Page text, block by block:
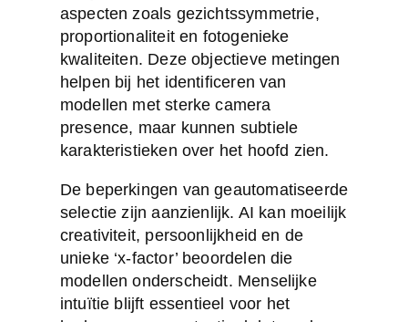
aspecten zoals gezichtssymmetrie,
proportionaliteit en fotogenieke
kwaliteiten. Deze objectieve metingen
helpen bij het identificeren van
modellen met sterke camera
presence, maar kunnen subtiele
karakteristieken over het hoofd zien.
De beperkingen van geautomatiseerde
selectie zijn aanzienlijk. AI kan moeilijk
creativiteit, persoonlijkheid en de
unieke ‘x-factor’ beoordelen die
modellen onderscheidt. Menselijke
intuïtie blijft essentieel voor het